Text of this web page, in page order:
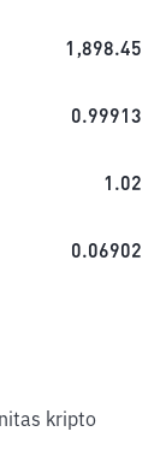
1,898.45
0.99913
1.02
0.06902
kripto